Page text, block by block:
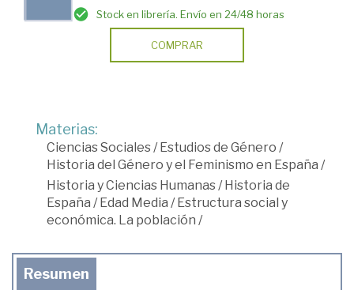
Stock en librería. Envío en 24/48 horas
COMPRAR
Materias:
Ciencias Sociales/Estudios de Género /
Historia del Género y el Feminismo en España /
Historia y Ciencias Humanas/Historia de
España /Edad Media /Estructura social y
económica. La población /
Resumen